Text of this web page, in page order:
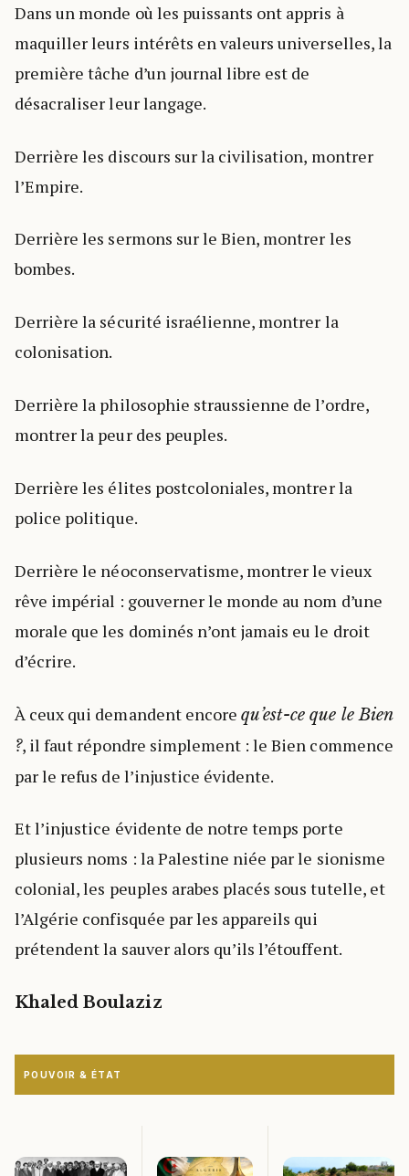
Dans un monde où les puissants ont appris à
maquiller leurs intérêts en valeurs universelles, la
première tâche d’un journal libre est de
désacraliser leur langage.
Derrière les discours sur la civilisation, montrer
l’Empire.
Derrière les sermons sur le Bien, montrer les
bombes.
Derrière la sécurité israélienne, montrer la
colonisation.
Derrière la philosophie straussienne de l’ordre,
montrer la peur des peuples.
Derrière les élites postcoloniales, montrer la
police politique.
Derrière le néoconservatisme, montrer le vieux
rêve impérial : gouverner le monde au nom d’une
morale que les dominés n’ont jamais eu le droit
d’écrire.
À ceux qui demandent encorequ’est-ce que le Bien
?, il faut répondre simplement : le Bien commence
par le refus de l’injustice évidente.
Et l’injustice évidente de notre temps porte
plusieurs noms : la Palestine niée par le sionisme
colonial, les peuples arabes placés sous tutelle, et
l’Algérie confisquée par les appareils qui
prétendent la sauver alors qu’ils l’étouffent.
Khaled Boulaziz
POUVOIR & ÉTAT